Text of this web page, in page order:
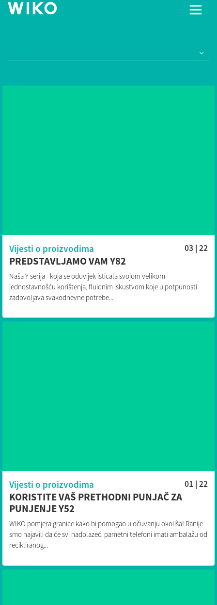
Vijesti o proizvodima 03 | 22
PREDSTAVLJAMO VAM Y82
Naša Y serija - koja se oduvijek isticala svojom velikom
jednostavnošću korištenja, fluidnim iskustvom koje u potpunosti
zadovoljava svakodnevne potrebe...
Vijesti o proizvodima 01 | 22
KORISTITE VAŠ PRETHODNI PUNJAČ ZA
PUNJENJE Y52
WIKO pomjera granice kako bi pomogao u očuvanju okoliša! Ranije
smo najavili da će svi nadolazeći pametni telefoni imati ambalažu od
recikliranog...